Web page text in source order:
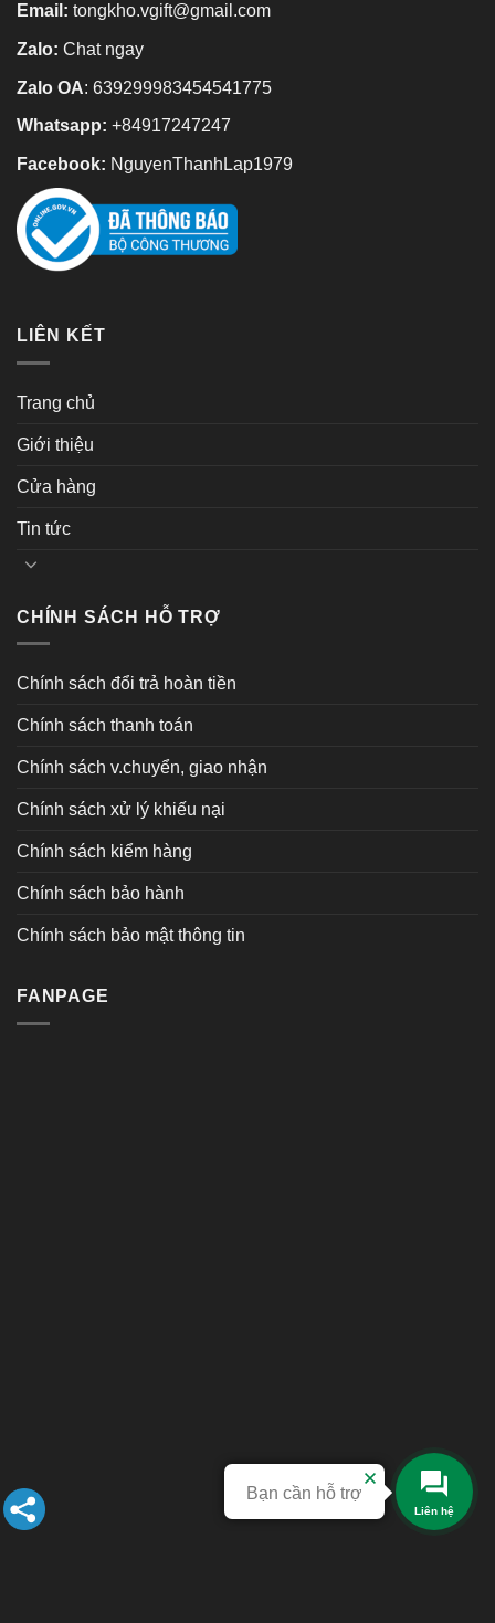
Email: tongkho.vgift@gmail.com
Zalo: Chat ngay
Zalo OA: 639299983454541775
Whatsapp: +84917247247
Facebook: NguyenThanhLap1979
LIÊN KẾT
Trang chủ
Giới thiệu
Cửa hàng
Tin tức
CHÍNH SÁCH HỖ TRỢ
Chính sách đổi trả hoàn tiền
Chính sách thanh toán
Chính sách v.chuyển, giao nhận
Chính sách xử lý khiếu nại
Chính sách kiểm hàng
Chính sách bảo hành
Chính sách bảo mật thông tin
FANPAGE
Bạn cần hỗ trợ